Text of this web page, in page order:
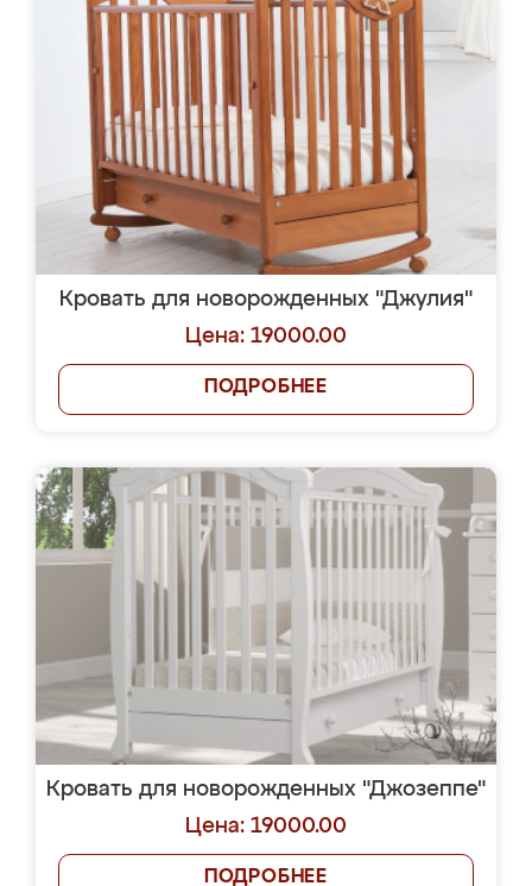
Кровать для новорожденных "Джулия"
Цена: 19000.00
ПОДРОБНЕЕ
Кровать для новорожденных "Джозеппе"
Цена: 19000.00
ПОДРОБНЕЕ